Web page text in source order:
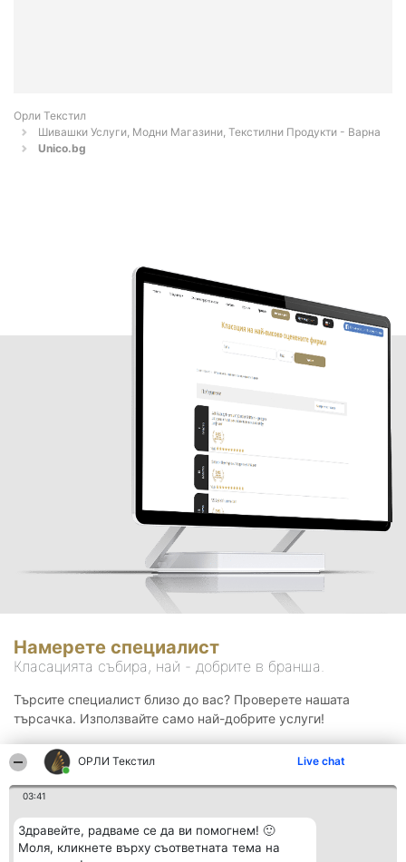
ОРЛИ Текстил Live chat
03:41
Здравейте, радваме се да ви помогнем! 🙂
Моля, кликнете върху съответната тема на
Орли Текстил
Шивашки Услуги, Модни Магазини, Текстилни Продукти - Варна
Unico.bg
Намерете специалист
Класацията събира, най - добрите в бранша.
Търсите специалист близо до вас? Проверете нашата
търсачка. Използвайте само най-добрите услуги!